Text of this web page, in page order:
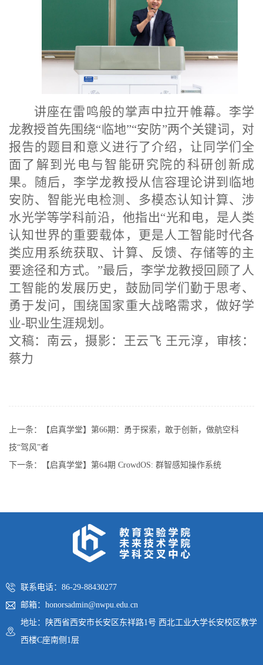
讲座在雷鸣般的掌声中拉开帷幕。李学
龙教授首先围绕“临地”“安防”两个关键词，对
报告的题目和意义进行了介绍，让同学们全
面了解到 光电与智能研究院的科研创新成
果。随后，李学龙教授从信容理论讲到临地
安防、智能光电检测、多模态认知计算、涉
水光学等学科前沿，他指出“光和电，是人类
认知世界的重要载体，更是人工智能时代各
类应用系统获取、计算、反馈、存储等的主
要途径和方式。”最后，李学龙教授回顾了人
工智能的发展历史，鼓励同学们勤于思考、
勇于发问，围绕国家重大战略需求，做好学
业-职业生涯规划。
文稿：南云，摄影：王云飞 王元淳，审核：
蔡力
上一条：
【启真学堂】第66期：勇于探索，敢于创新，做航空科
技“驾风”者
下一条：
【启真学堂】第64期 CrowdOS: 群智感知操作系统
联系电话：86-29-88430277
邮箱：honorsadmin@nwpu.edu.cn
地址：陕西省西安市长安区东祥路1号 西北工业大学长安校区教学
西楼C座南侧1层